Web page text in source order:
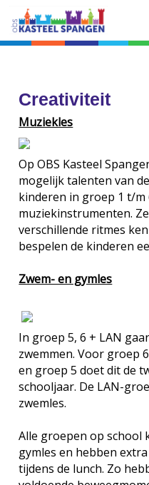
Creativiteit
Muziekles
Op OBS Kasteel
mogelijk talenten van
kinderen in groep 1 t/m
muziekinstrumenten.
verschillende ritmes
bespelen de kinderen
Zwem- en gymles
In groep 5, 6 + LAN
zwemmen. Voor groep
en groep 5 doet dit de
schooljaar. De LAN-
zwemles.
Alle groepen op school
gymles en hebben
tijdens de lunch. Zo